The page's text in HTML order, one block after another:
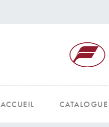
ACCUEIL CATALOGUE